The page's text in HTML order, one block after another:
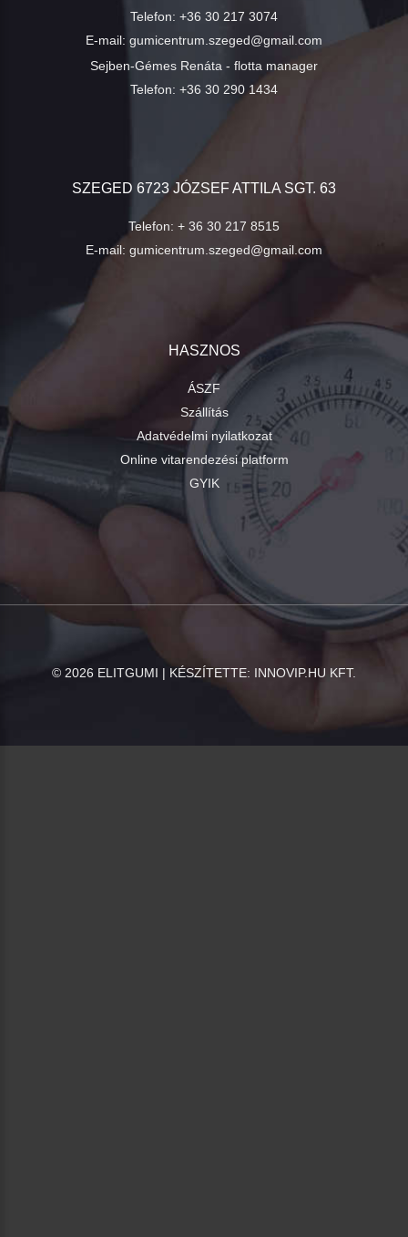
Telefon: +36 30 217 3074
E-mail: gumicentrum.szeged@gmail.com
Sejben-Gémes Renáta - flotta manager
Telefon: +36 30 290 1434
SZEGED 6723 JÓZSEF ATTILA SGT. 63
Telefon: + 36 30 217 8515
E-mail: gumicentrum.szeged@gmail.com
HASZNOS
ÁSZF
Szállítás
Adatvédelmi nyilatkozat
Online vitarendezési platform
GYIK
© 2026 ELITGUMI | KÉSZÍTETTE: INNOVIP.HU KFT.